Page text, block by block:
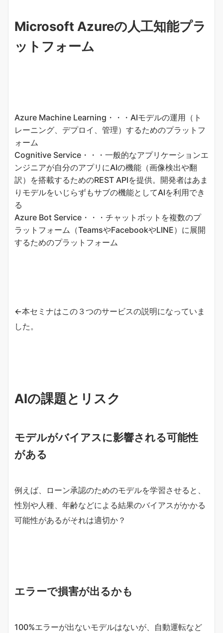
Microsoft Azureの人工知能プラ
ットフォーム
Azure Machine Learning・・・AIモデルの運用（ト
レーニング、デプロイ、管理）するためのプラットフ
ォーム
Cognitive Service・・・一般的なアプリケーションエ
ンジニアが自分のアプリにAIの機能（画像検出や翻
訳）を搭載するためのREST APIを提供。開発者はあま
りモデルをいじらずもサブの機能としてAIを利用でき
る
Azure Bot Service・・・チャットボットを複数のプ
ラットフォーム（TeamsやFacebookやLINE）に展開
するためのプラットフォーム
←本セミナはこの３つのサービスの説明になっていま
した。
AIの課題とリスク
モデルがバイアスに影響される可能性
がある
例えば、ローン承認のためのモデルを学習させると、
性別や人種、年齢などによる結果のバイアスがかかる
可能性があるがそれは適切か？
エラーで損害が出るかも
100%エラーが出ないモデルはないが、自動運転など